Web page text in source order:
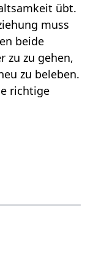
übt.
muss
beide
zu zu gehen,
zu beleben.
richtige